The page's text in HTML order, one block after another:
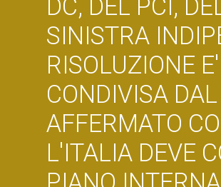
DC, DEL PCI,
SINISTRA
RISOLUZIONE
CONDIVISA
AFFERMATO
L'ITALIA DEVE